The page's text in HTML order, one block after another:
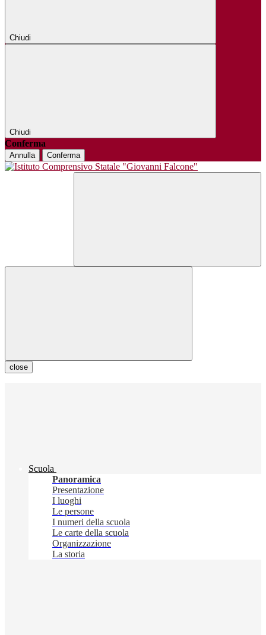
Chiudi
Chiudi
Conferma
Annulla Conferma
close
Scuola
Panoramica
Presentazione
I luoghi
Le persone
I numeri della scuola
Le carte della scuola
Organizzazione
La storia